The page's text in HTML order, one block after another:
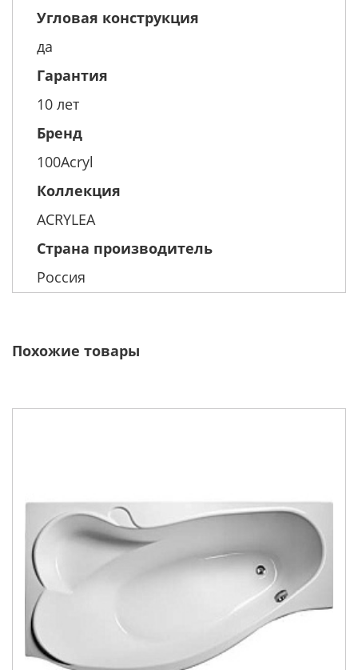
Угловая конструкция
да
Гарантия
10 лет
Бренд
100Acryl
Коллекция
ACRYLEA
Страна производитель
Россия
Похожие товары